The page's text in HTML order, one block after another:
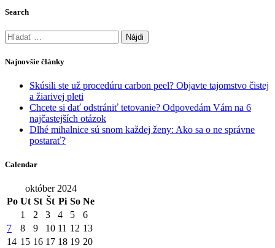
Search
Hľadať:
Najnovšie články
Skúsili ste už procedúru carbon peel? Objavte tajomstvo čistej
a žiarivej pleti
Chcete si dať odstrániť tetovanie? Odpovedám Vám na 6
najčastejších otázok
Dlhé mihalnice sú snom každej ženy: Ako sa o ne správne
postarať?
Calendar
október 2024
Po Ut St Št Pi So Ne
1
2 3 4 5
6
7
8 9 10 11 12 13
14 15 16 17 18 19 20